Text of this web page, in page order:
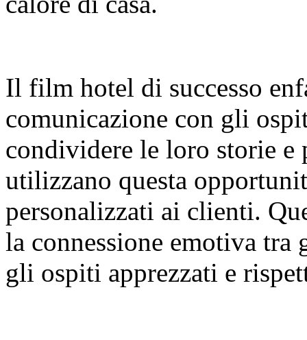
Il film hotel di successo
comunicazione con gli
condividere le loro storie e
utilizzano questa
personalizzati ai clienti.
la connessione emotiva
gli ospiti apprezzati e